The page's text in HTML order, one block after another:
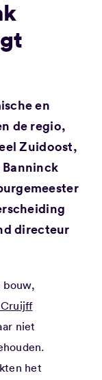
en
de regio,
Zuidoost,
Banninck
directeur
bouw,
niet
het